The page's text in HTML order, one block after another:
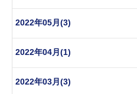
2022年05月(3)
2022年04月(1)
2022年03月(3)